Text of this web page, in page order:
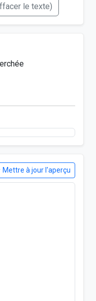
le texte)
Mettre à jour l'aperçu